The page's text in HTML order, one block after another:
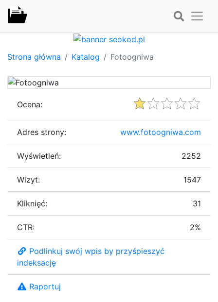
Strona główna Katalog Fotoogniwa
Ocena:
Adres strony: www.fotoogniwa.com
Wyświetleń: 2252
Wizyt: 1547
Kliknięć: 31
CTR: 2%
Podlinkuj swój wpis by przyśpieszyć
indeksację
Raportuj